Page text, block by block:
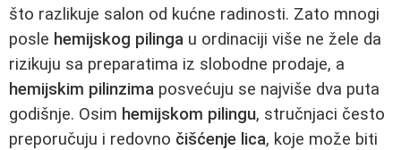
što razlikuje salon od kućne radinosti. Zato mnogi
posle hemijskog pilinga u ordinaciji više ne žele da
rizikuju sa preparatima iz slobodne prodaje, a
hemijskim pilinzima posvećuju se najviše dva puta
godišnje. Osim hemijskom pilingu, stručnjaci često
preporučuju i redovno čišćenje lica, koje može biti